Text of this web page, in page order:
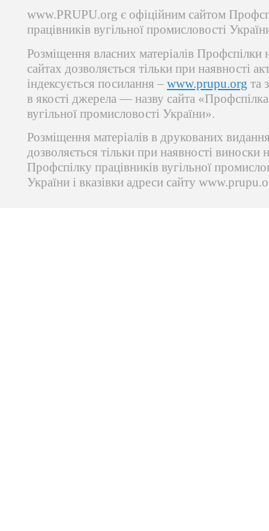
www.PRUPU.org є офіційним сайтом
працівників вугільної промисловості
Розміщення власних матеріалів Профспілки
сайтах дозволяється тільки при наявності
індексується посилання – www.prupu.org та
в якості джерела — назву сайта «Профспілка
вугільної промисловості України».
Розміщення матеріалів в друкованих
дозволяється тільки при наявності виноски
Профспілку працівників вугільної
України і вказівки адреси сайту